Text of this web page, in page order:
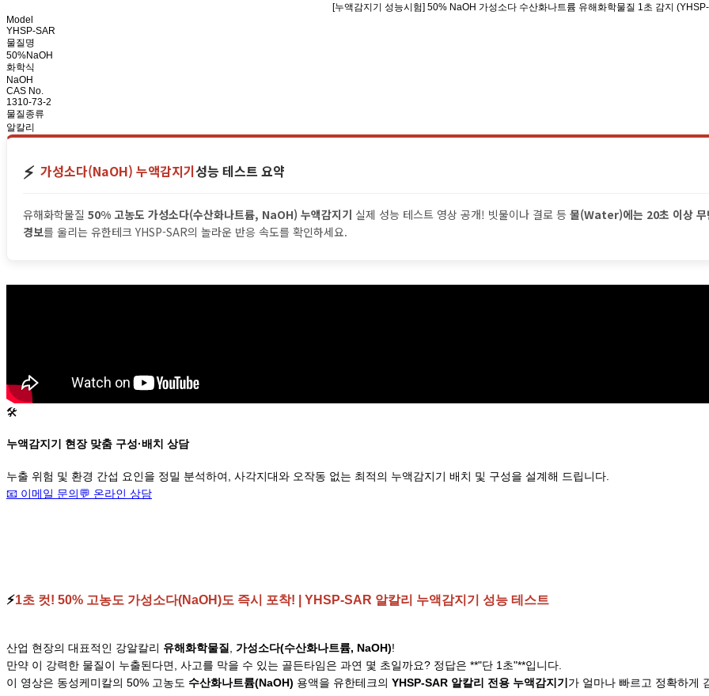
[누액감지기 성능시험] 50% NaOH 가성소다 수산화나트륨 유해화학물질 1초 감지
Model
YHSP-SAR
물질명
50%NaOH
화학식
NaOH
CAS No.
1310-73-2
물질종류
알칼리
⚡️ 가성소다(NaOH) 누액감지기성능 테스트 요약
유해화학물질 50% 고농도 가성소다(수산화나트륨, NaOH) 누액감지기 실제 성능 테스트 영상 공개! 빗물이나 결로 등 물(Water)에는 20초 이상 무
경보를 울리는 유한테크 YHSP-SAR의 놀라운 반응 속도를 확인하세요.
🛠️
누액감지기 현장 맞춤 구성·배치 상담
누출 위험 및 환경 간섭 요인을 정밀 분석하여, 사각지대와 오작동 없는 최적의 누액감지기 배치 및 구성을 설계해 드립니다.
📧 이메일 문의💬 온라인 상담
⚡️1초 컷! 50% 고농도 가성소다(NaOH)도 즉시 포착! | YHSP-SAR 알칼리 누액감지기 성능 테스트
산업 현장의 대표적인 강알칼리 유해화학물질 가성소다(수산화나트륨, NaOH)!
만약 이 강력한 물질이 누출된다면, 사고를 막을 수 있는 골든타임은 과연 몇 초일까요? 정답은 **"단 1초"**입니다.
이 영상은 동성케미칼의 50% 고농도 수산화나트륨(NaOH) 용액을 유한테크의 YHSP-SAR 알칼리 전용 누액감지기 가 얼마나 빠르고 정확하게